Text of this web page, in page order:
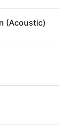
(Acoustic)